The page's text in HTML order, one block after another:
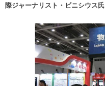
際ジャーナリスト・ビニシウス氏